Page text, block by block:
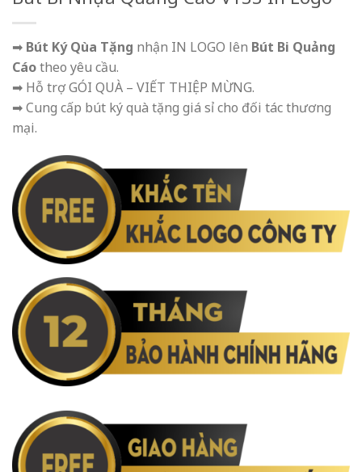
➡ Bút Ký Qùa Tặng nhận IN LOGO lên Bút Bi Quảng
Cáotheo yêu cầu.
➡ Hỗ trợ GÓI QUÀ – VIẾT THIỆP MỪNG.
➡ Cung cấp bút ký quà tặng giá sỉ cho đối tác thương
mại.